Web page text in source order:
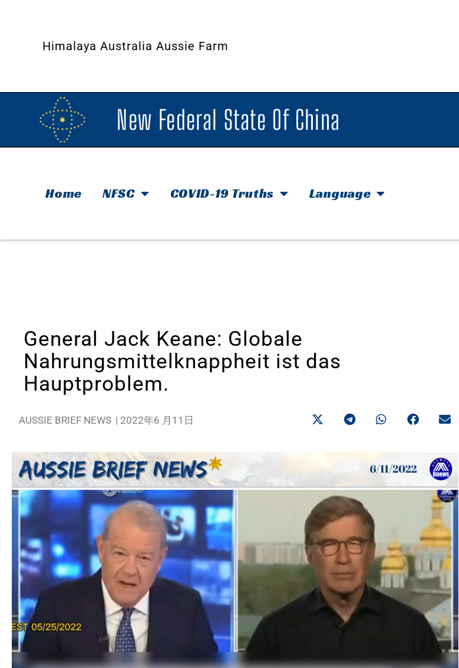
Himalaya Australia Aussie Farm
New Federal State Of China
Home NFSC COVID-19 Truths Language
General Jack Keane: Globale
Nahrungsmittelknappheit ist das
Hauptproblem.
AUSSIE BRIEF NEWS | 2022年6 月11日